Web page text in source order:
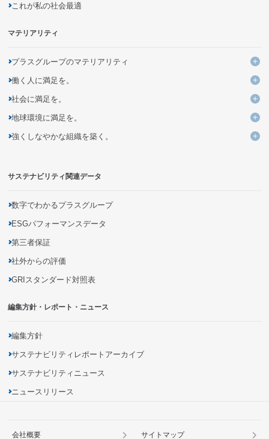
これが私の社会最適
マテリアリティ
プラスグループのマテリアリティ
プ
KPIと進捗
働く人に満足を。
働
よりよい働き方・いごこちのよい環境づくりの追求・提案
多様性を活かす組織への変革
未来につながる人材の育成
社会に満足を。
社
ユニークなデザイン・発想による価値ある商品とサービスの創出
バリューチェーンの変革による新しいビジネスモデルの創造
商品の品質向上・安全性確保
商品に関する情報開示
地域社会とのパートナーシップの促進
地球環境に満足を。
地
企業活動を通じた気候変動問題への取り組み
有害化学物質の把握・削減
強くしなやかな組織を築く。
強
災害に強いインフラの構築
サステナビリティ関連データ
数字でわかるプラスグループ
ESGパフォーマンスデータ
第三者保証
社外からの評価
GRIスタンダード対照表
編集方針・レポート・ニュース
編集方針
サステナビリティレポートアーカイブ
サステナビリティニュース
ニュースリリース
会社概要 サイトマップ